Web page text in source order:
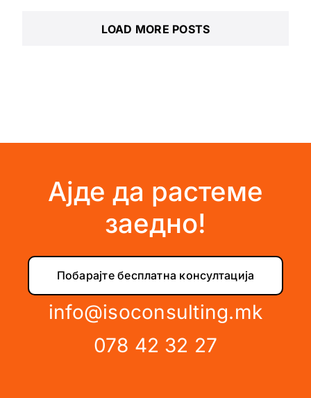
LOAD MORE POSTS
Ајде да растеме
заедно!
Побарајте бесплатна консултација
info@isoconsulting.mk
078 42 32 27